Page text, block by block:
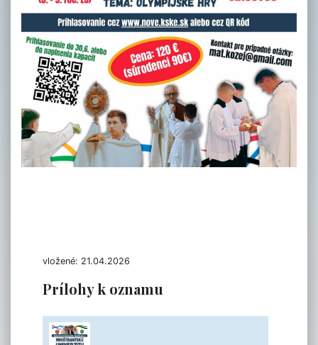
vložené: 21.04.2026
Prílohy k oznamu